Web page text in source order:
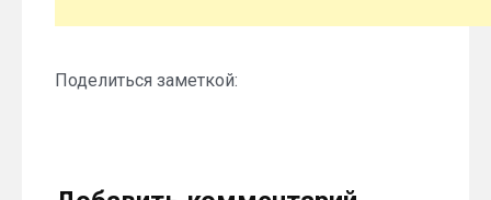
Поделиться заметкой: